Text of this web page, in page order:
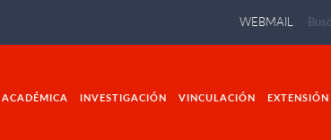
WEBMAIL
ACADÉMICA INVESTIGACIÓN VINCULACIÓN EXTENSIÓN